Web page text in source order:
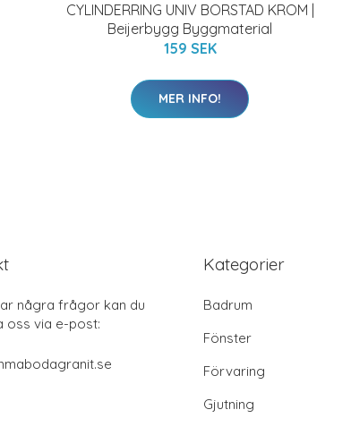
CYLINDERRING UNIV BORSTAD KROM |
Beijerbygg Byggmaterial
159 SEK
MER INFO!
några frågor kan du
oss via e-post:
Kategorier
Badrum
Fönster
Förvaring
Gjutning